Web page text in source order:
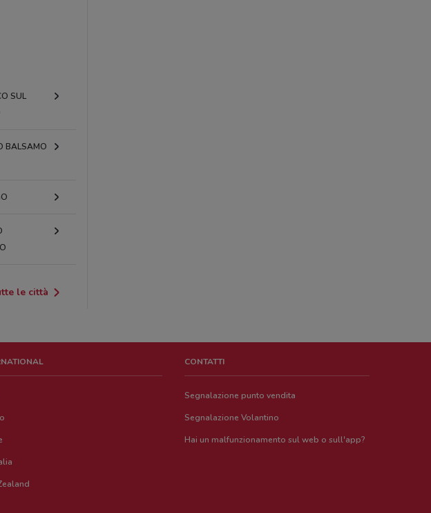
SUL
BALSAMO
le città
CONTATTI
Segnalazione punto vendita
Segnalazione Volantino
Hai un malfunzionamento sul web o sull'app?